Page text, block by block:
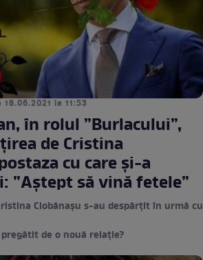
18.06.2021 la 11:53
în rolul ”Burlacului”,
de Cristina
cu care și-a
”Aștept să vină fetele”
Ciobănașu s-au despărțit în urmă cu
de o nouă relație?